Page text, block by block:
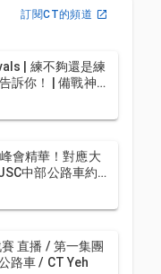
訂閱CT的頻道
| 練不夠還是練
訴你！ | 備戰神器
會精華！對應大
中部公路車約騎
直播 / 第一集團
/ CT動態數據直播系統 / 公路車 / CT Yeh